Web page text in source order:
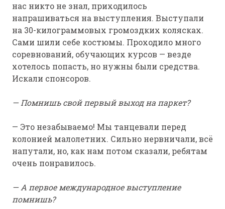
нас никто не знал, приходилось
напрашиваться на выступления. Выступали
на 30-килограммовых громоздких колясках.
Сами шили себе костюмы. Проходило много
соревнований, обучающих курсов — везде
хотелось попасть, но нужны были средства.
Искали спонсоров.
— Помнишь свой первый выход на паркет?
— Это незабываемо! Мы танцевали перед
колонией малолетних. Сильно нервничали, всё
напутали, но, как нам потом сказали, ребятам
очень понравилось.
— А первое международное выступление
помнишь?